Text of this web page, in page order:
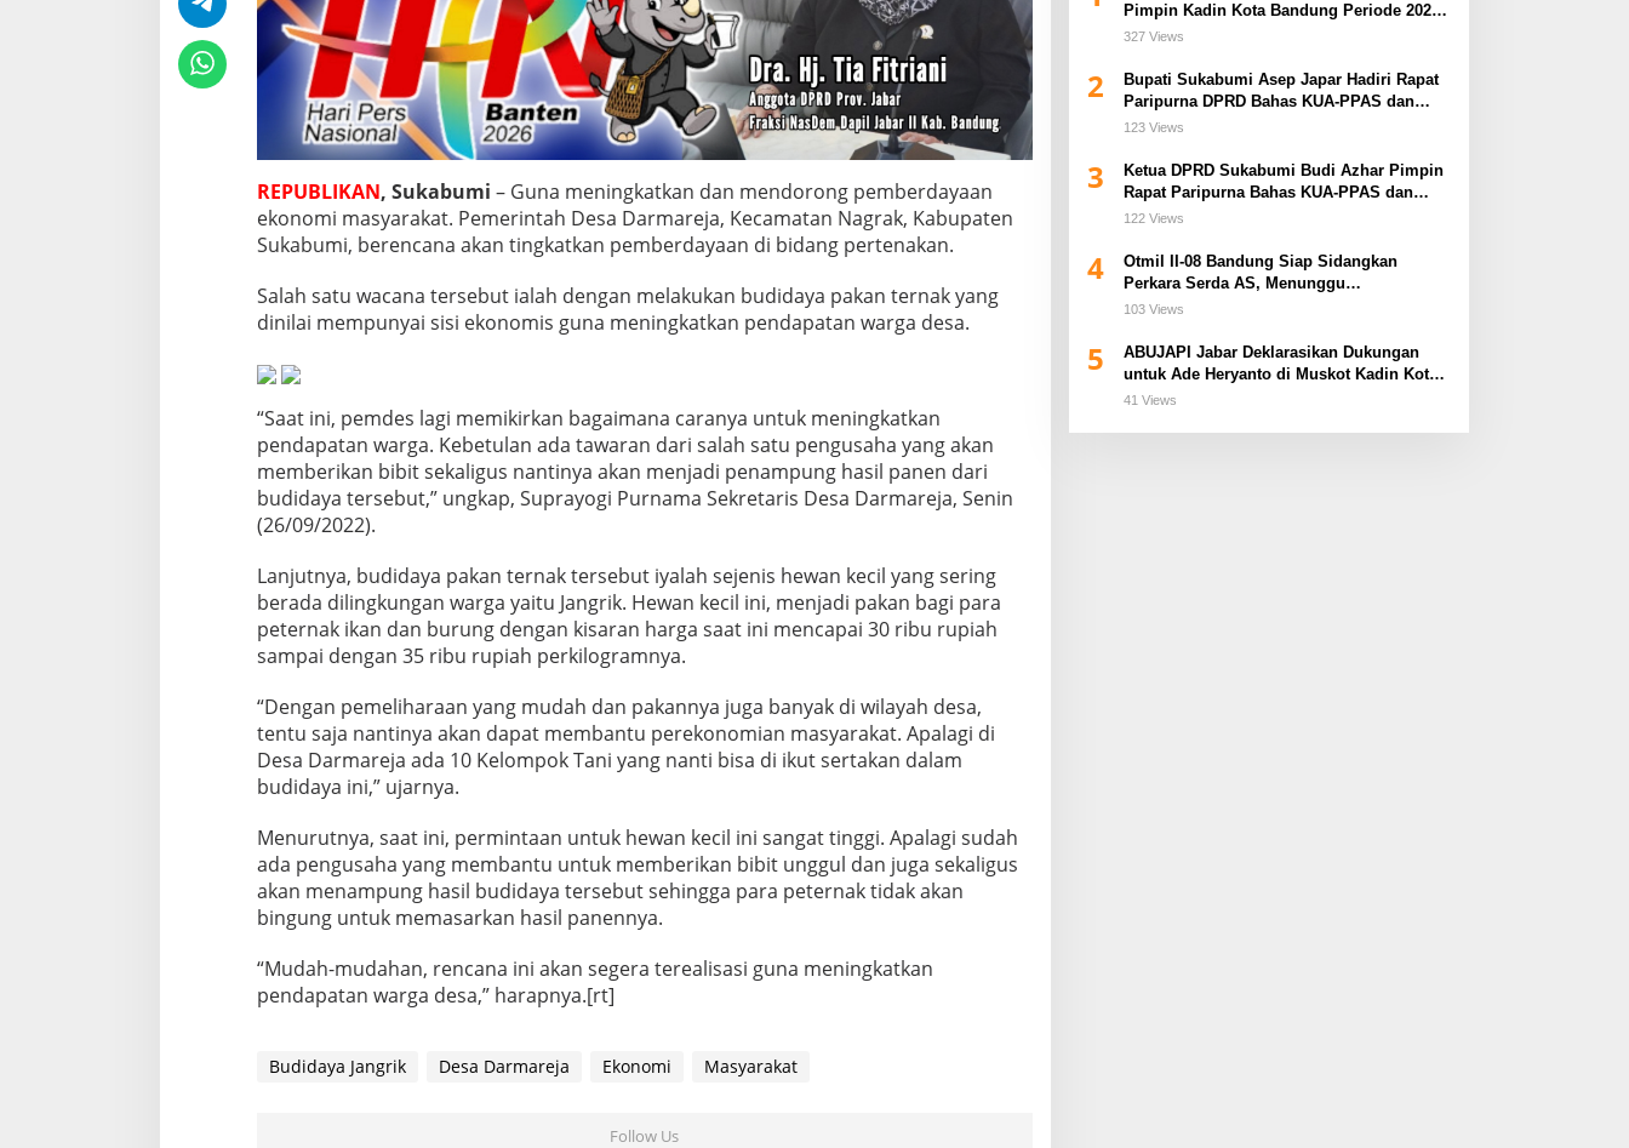
g
k
a
t
k
a
n
E
k
o
n
m
i
B
M
a
s
y
a
r
k
a
t
REPUBLIKAN, Sukabumi – Guna meningkatkan dan mendorong pemberdayaan
ekonomi masyarakat. Pemerintah Desa Darmareja, Kecamatan Nagrak, Kabupaten
Sukabumi, berencana akan tingkatkan pemberdayaan di bidang pertenakan.
Salah satu wacana tersebut ialah dengan melakukan budidaya pakan ternak yang
dinilai mempunyai sisi ekonomis guna meningkatkan pendapatan warga desa.
“Saat ini, pemdes lagi memikirkan bagaimana caranya untuk meningkatkan
pendapatan warga. Kebetulan ada tawaran dari salah satu pengusaha yang akan
memberikan bibit sekaligus nantinya akan menjadi penampung hasil panen dari
budidaya tersebut,” ungkap, Suprayogi Purnama Sekretaris Desa Darmareja, Senin
(26/09/2022).
Lanjutnya, budidaya pakan ternak tersebut iyalah sejenis hewan kecil yang sering
berada dilingkungan warga yaitu Jangrik. Hewan kecil ini, menjadi pakan bagi para
peternak ikan dan burung dengan kisaran harga saat ini mencapai 30 ribu rupiah
sampai dengan 35 ribu rupiah perkilogramnya.
“Dengan pemeliharaan yang mudah dan pakannya juga banyak di wilayah desa,
tentu saja nantinya akan dapat membantu perekonomian masyarakat. Apalagi di
Desa Darmareja ada 10 Kelompok Tani yang nanti bisa di ikut sertakan dalam
budidaya ini,” ujarnya.
Menurutnya, saat ini, permintaan untuk hewan kecil ini sangat tinggi. Apalagi sudah
ada pengusaha yang membantu untuk memberikan bibit unggul dan juga sekaligus
akan menampung hasil budidaya tersebut sehingga para peternak tidak akan
bingung untuk memasarkan hasil panennya.
“Mudah-mudahan, rencana ini akan segera terealisasi guna meningkatkan
pendapatan warga desa,” harapnya.[rt]
Budidaya Jangrik Desa Darmareja Ekonomi Masyarakat
Follow Us
Pimpin Kadin Kota Bandung Periode 2026–
2031
327 Views
2
Bupati Sukabumi Asep Japar Hadiri Rapat
Paripurna DPRD Bahas KUA-PPAS dan
Raperda Disabilitas
123 Views
3
Ketua DPRD Sukabumi Budi Azhar Pimpin
Rapat Paripurna Bahas KUA-PPAS dan
Raperda Tirta Jaya
122 Views
4
Otmil II-08 Bandung Siap Sidangkan
Perkara Serda AS, Menunggu
Rekomendasi Korem Sunan Gunung Jati
103 Views
5
ABUJAPI Jabar Deklarasikan Dukungan
untuk Ade Heryanto di Muskot Kadin Kota
Bandung
41 Views